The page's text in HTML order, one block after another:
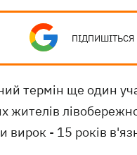
ПІДПИШІТЬСЯ
термін ще один
жителів
- 15 років